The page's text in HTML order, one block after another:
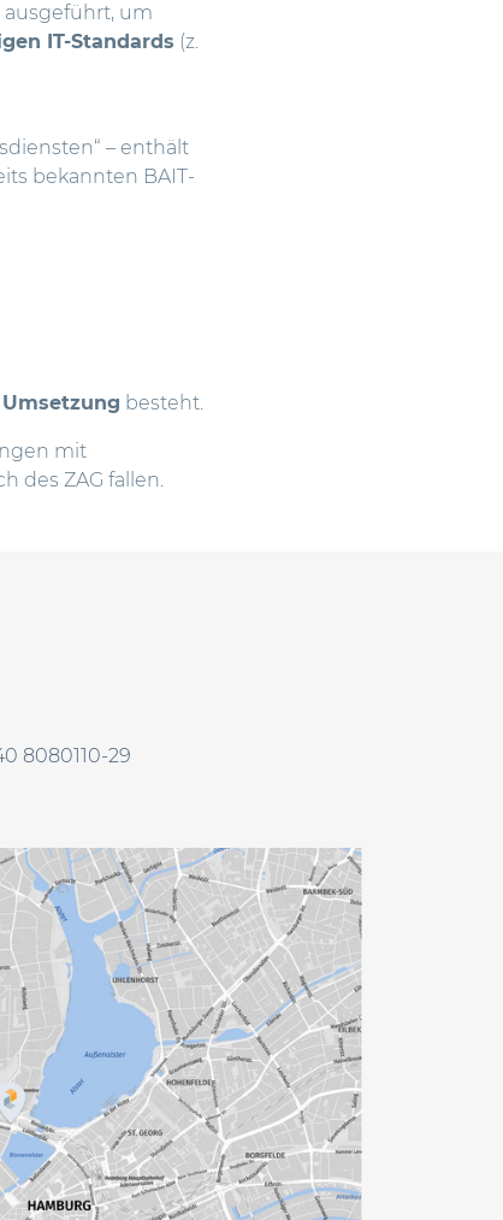
um
IT-Standards (z.
– enthält
bekannten BAIT-
besteht.
mit
des ZAG fallen.
8080110-29